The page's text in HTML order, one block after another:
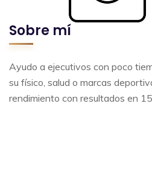
Sobre mí
Ayudo a ejecutivos con poco
su físico, salud o marcas
rendimiento con resultados en